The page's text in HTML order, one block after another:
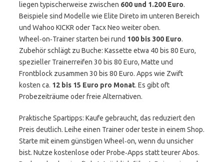
liegen typischerweise zwischen 600 und 1.200 Euro.
Beispiele sind Modelle wie Elite Direto im unteren Bereich
und Wahoo KICKR oder Tacx Neo weiter oben.
Wheel‑on‑Trainer starten bei rund 100 bis 300 Euro.
Zubehör schlägt zu Buche: Kassette etwa 40 bis 80 Euro,
spezieller Trainerreifen 30 bis 80 Euro, Matte und
Frontblock zusammen 30 bis 80 Euro. Apps wie Zwift
kosten ca. 12 bis 15 Euro pro Monat. Es gibt oft
Probezeiträume oder freie Alternativen.
Praktische Spartipps: Kaufe gebraucht, das reduziert den
Preis deutlich. Leihe einen Trainer oder teste in einem Shop.
Starte mit einem günstigen Wheel‑on, wenn du unsicher
bist. Nutze kostenlose oder Probe‑Apps statt teurer Abos.